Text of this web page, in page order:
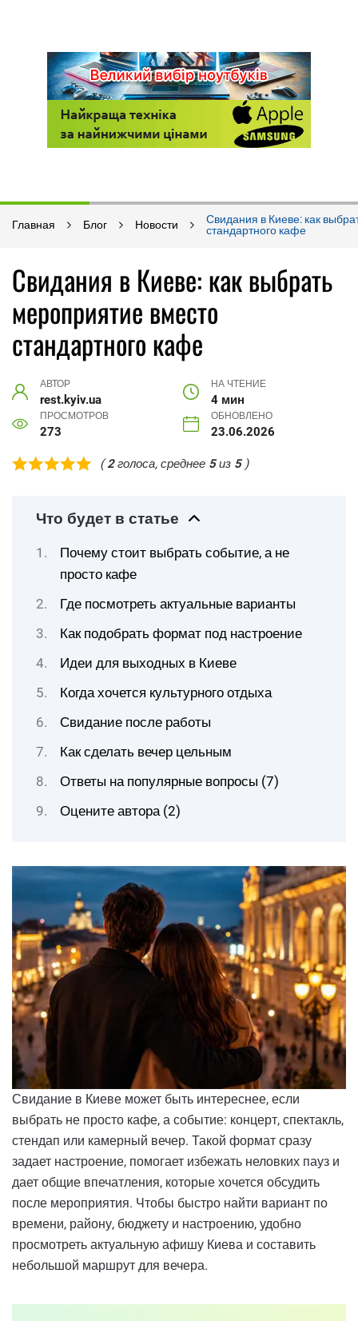
Главная Блог Новости
Свидания в Киеве: как
стандартного кафе
Свидания в Киеве: как выбрать
мероприятие вместо
стандартного кафе
АВТОР
rest.kyiv.ua
НА ЧТЕНИЕ
4 мин
ПРОСМОТРОВ
273
ОБНОВЛЕНО
23.06.2026
(2голоса, среднее 5из 5)
Что будет в статье
Почему стоит выбрать событие, а не
просто кафе
Где посмотреть актуальные варианты
Как подобрать формат под настроение
Идеи для выходных в Киеве
Когда хочется культурного отдыха
Свидание после работы
Как сделать вечер цельным
Ответы на популярные вопросы (7)
Оцените автора (2)
Свидание в Киеве может быть интереснее, если
выбрать не просто кафе, а событие: концерт, спектакль,
стендап или камерный вечер. Такой формат сразу
задает настроение, помогает избежать неловких пауз и
дает общие впечатления, которые хочется обсудить
после мероприятия. Чтобы быстро найти вариант по
времени, району, бюджету и настроению, удобно
просмотреть актуальную афишу Киева и составить
небольшой маршрут для вечера.